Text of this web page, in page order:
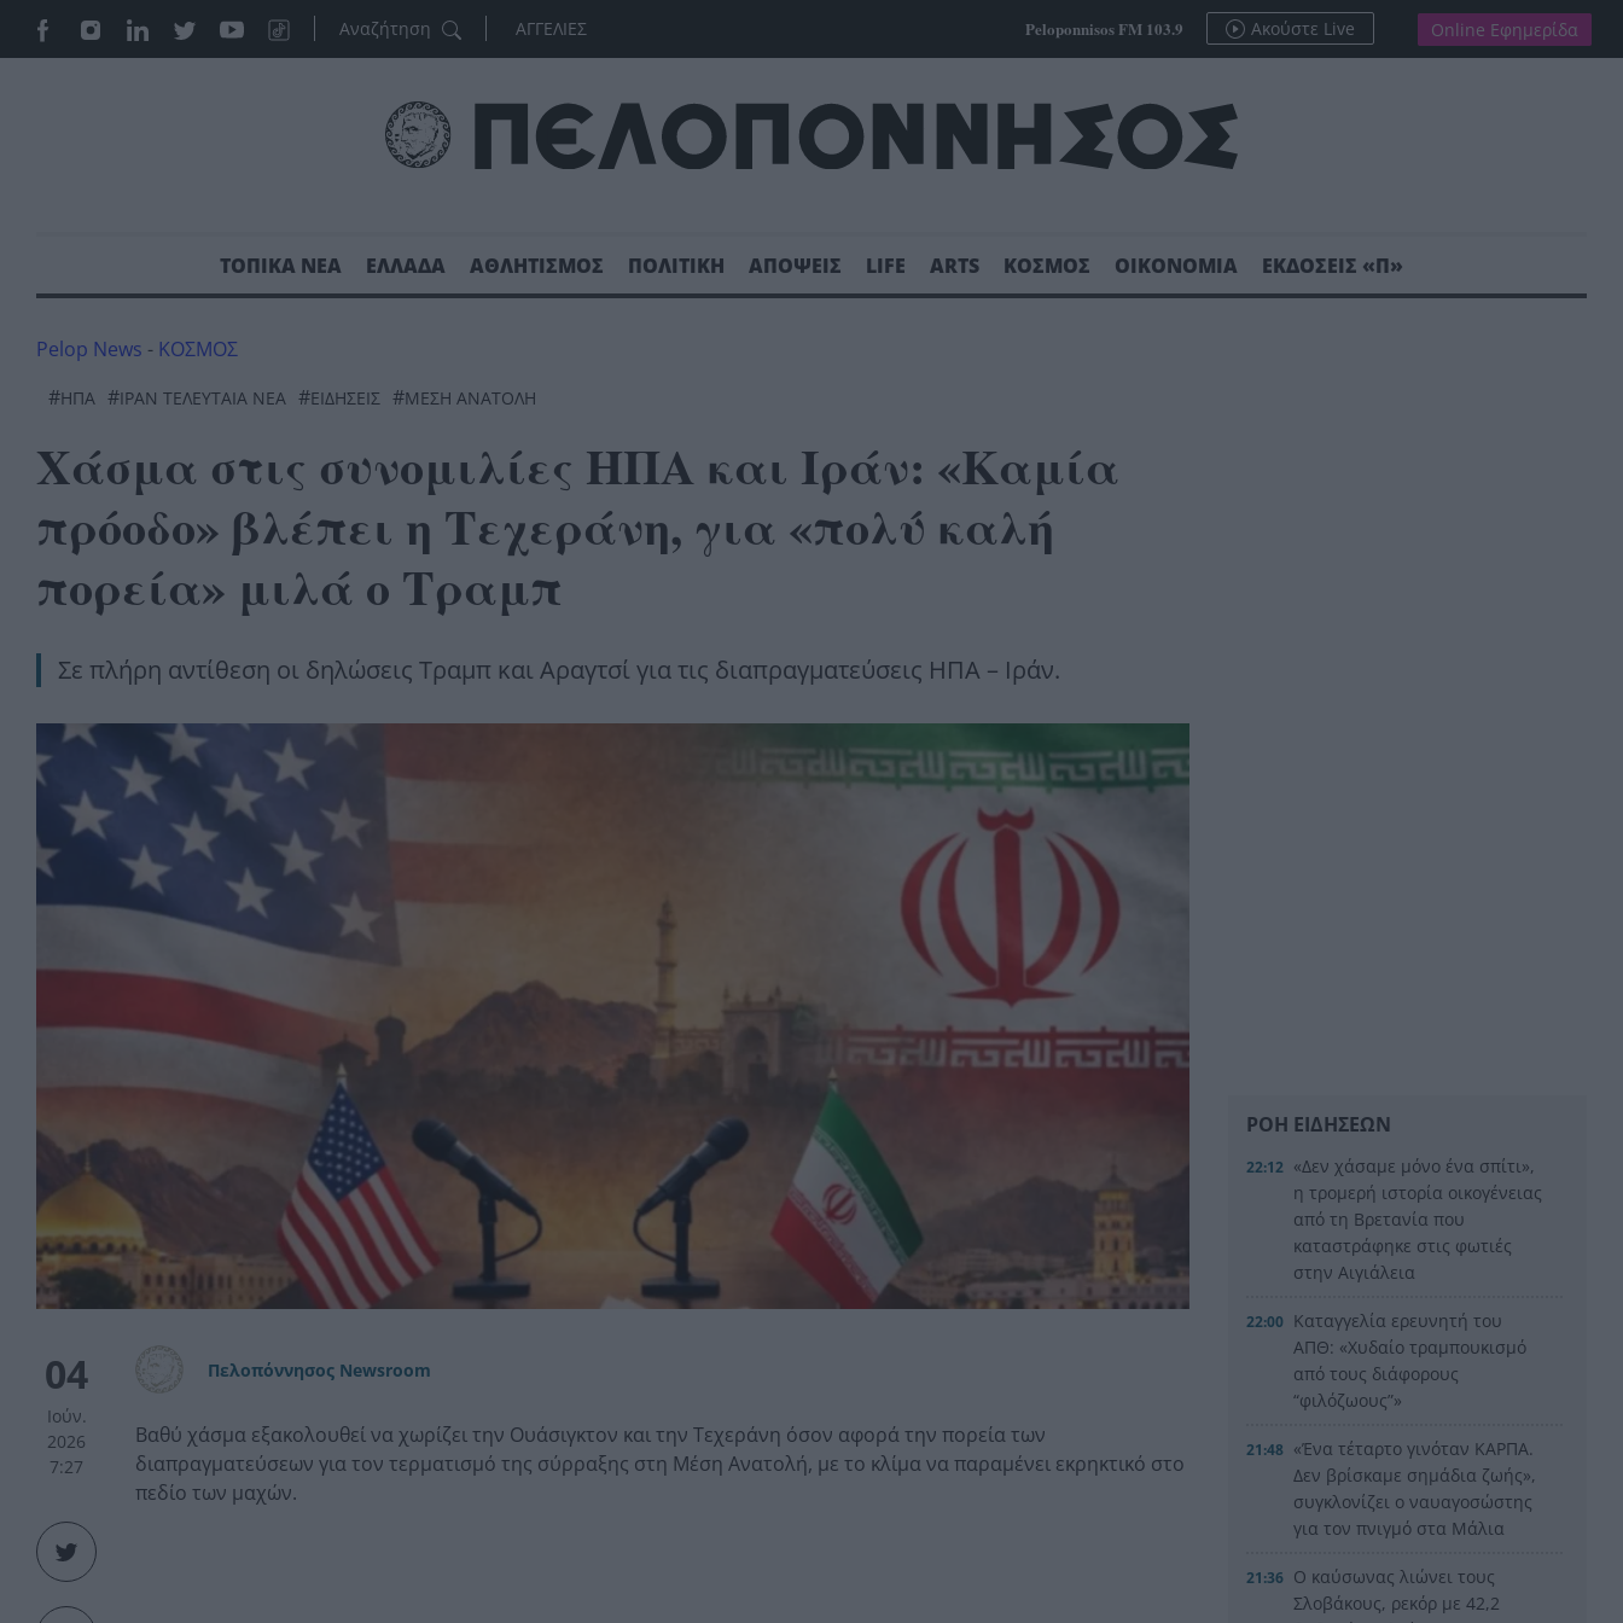
ΑΓΓΕΛΙΕΣ Peloponnisos FM 103.9 Ακούστε Live Online Εφημερίδα
ΤΟΠΙΚΑ ΝΕΑ ΕΛΛΑΔΑ ΑΘΛΗΤΙΣΜΟΣ ΠΟΛΙΤΙΚΗ ΑΠΟΨΕΙΣ LIFE ARTS ΚΟΣΜΟΣ ΟΙΚΟΝΟΜΙΑ ΕΚΔΟΣΕΙΣ «Π»
Pelop News - ΚΟΣΜΟΣ
#ΗΠΑ #ΙΡΆΝ ΤΕΛΕΥΤΑΊΑ ΝΈΑ #ΕΙΔΗΣΕΙΣ #ΜΕΣΗ ΑΝΑΤΟΛΗ
Χάσμα στις συνομιλίες ΗΠΑ και Ιράν: «Καμία
πρόοδο» βλέπει η Τεχεράνη, για «πολύ καλή
πορεία» μιλά ο Τραμπ
Σε πλήρη αντίθεση οι δηλώσεις Τραμπ και Αραγτσί για τις διαπραγματεύσεις ΗΠΑ – Ιράν.
04
Ιούν.
2026
7:27
Πελοπόννησος Newsroom
Βαθύ χάσμα εξακολουθεί να χωρίζει την Ουάσιγκτον και την Τεχεράνη όσον αφορά την πορεία των
διαπραγματεύσεων για τον τερματισμό της σύρραξης στη Μέση Ανατολή, με το κλίμα να παραμένει εκρηκτικό στο
πεδίο των μαχών.
ΡΟΗ ΕΙΔΗΣΕΩΝ
22:12 «Δεν χάσαμε μόνο ένα σπίτι»,
η τρομερή ιστορία οικογένειας
από τη Βρετανία που
καταστράφηκε στις φωτιές
στην Αιγιάλεια
22:00 Καταγγελία ερευνητή του
ΑΠΘ: «Χυδαίο τραμπουκισμό
από τους διάφορους
“φιλόζωους”»
21:48 «Ένα τέταρτο γινόταν ΚΑΡΠΑ.
Δεν βρίσκαμε σημάδια ζωής»,
συγκλονίζει ο ναυαγοσώστης
για τον πνιγμό στα Μάλια
21:36 Ο καύσωνας λιώνει τους
Σλοβάκους, ρεκόρ με 42,2